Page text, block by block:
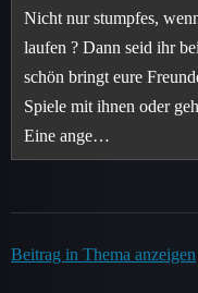
Nicht nur stumpfes,
laufen ? Dann seid ihr
schön bringt eure
Spiele mit ihnen oder
Eine ange…
Beitrag in Thema anzeigen